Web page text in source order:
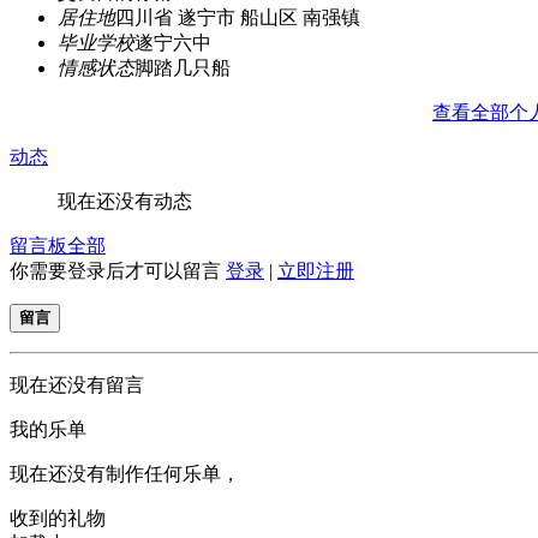
居住地四川省 遂宁市 船山区 南强镇
毕业学校遂宁六中
情感状态脚踏几只船
查看全部个
动态
现在还没有动态
留言板全部
你需要登录后才可以留言 登录 | 立即注册
留言
现在还没有留言
我的乐单
现在还没有制作任何乐单，
收到的礼物